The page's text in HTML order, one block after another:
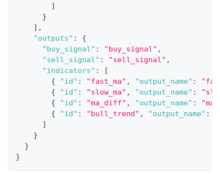
]
}
] ,
"outputs" :
{
"buy_signal" : "buy_signal" ,
"sell_signal" : "sell_signal" ,
"indicators" :
[
{
"id" : "fast_ma" , "output_name" :
{
"id" : "slow_ma" , "output_name" :
{
"id" : "ma_diff" , "output_name" :
{
"id" : "bull_trend" , "output_name" :
]
}
}
}